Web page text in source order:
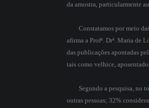
da amostra, particularmente
Constatamos por meio das
afirma a Profª. Drª. Maria de
das publicações apontadas
tais como velhice,
Segundo a pesquisa, no
outras pessoas; 32%